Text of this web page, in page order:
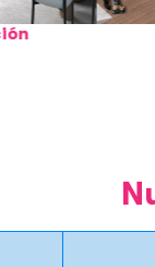
En